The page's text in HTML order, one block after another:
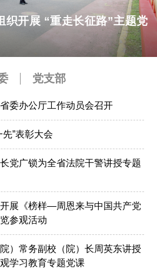
织开展 “重走长征路”主题党
党支部
委办公厅工作动员会召开
”表彰大会
党广锁为全省法院干警讲授专题
展《榜样—周恩来与中国共产党
参观活动
）常务副校（院）长周英东讲授
学习教育专题党课